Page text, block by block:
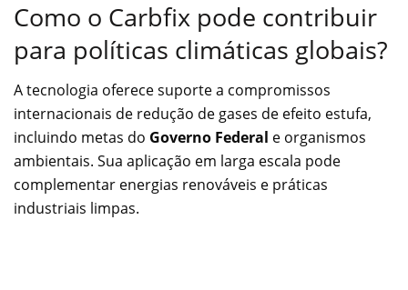
Como o Carbfix pode contribuir
para políticas climáticas globais?
A tecnologia oferece suporte a compromissos
internacionais de redução de gases de efeito estufa,
incluindo metas do Governo Federal e organismos
ambientais. Sua aplicação em larga escala pode
complementar energias renováveis e práticas
industriais limpas.